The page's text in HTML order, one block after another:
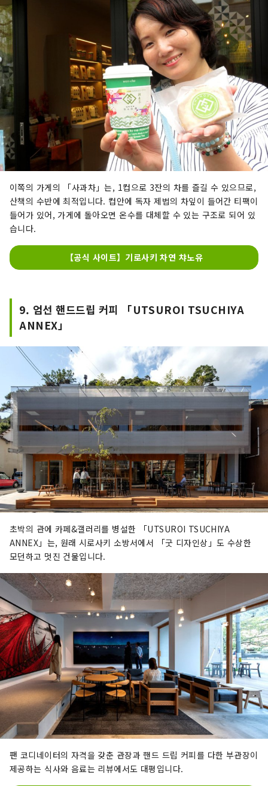
이쪽의 가게의 「사과차」는, 1컵으로 3잔의 차를 즐길 수 있으므로,
산책의 수반에 최적입니다. 컵안에 독자 제법의 차잎이 들어간 티팩이
들어가 있어, 가게에 돌아오면 온수를 대체할 수 있는 구조로 되어 있
습니다.
【공식 사이트】기로사키 차연 챠노유
9. 엄선 핸드드립 커피 「UTSUROI TSUCHIYA
ANNEX」
초박의 관에 카페&갤러리를 병설한 「UTSUROI TSUCHIYA
ANNEX」는, 원래 시로사키 소방서에서 「굿 디자인상」도 수상한
모던하고 멋진 건물입니다.
팬 코디네이터의 자격을 갖춘 관장과 핸드 드립 커피를 다한 부관장이
제공하는 식사와 음료는 리뷰에서도 대평입니다.